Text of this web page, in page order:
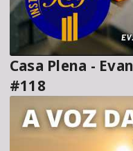
Casa Plena -
#118